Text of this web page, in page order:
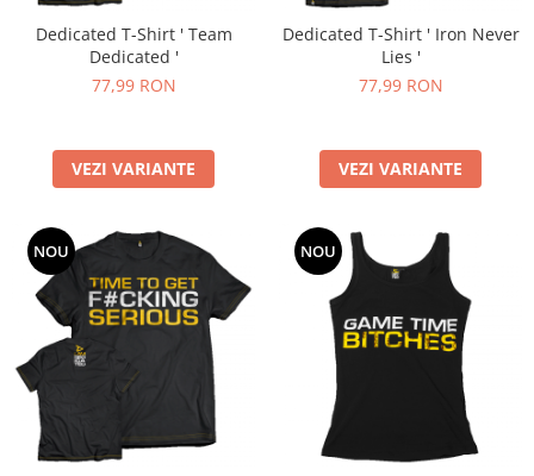
Dedicated T-Shirt ' Team
Dedicated '
77,99 RON
VEZI VARIANTE
Dedicated T-Shirt ' Iron Never
Lies '
77,99 RON
VEZI VARIANTE
NOU NOU